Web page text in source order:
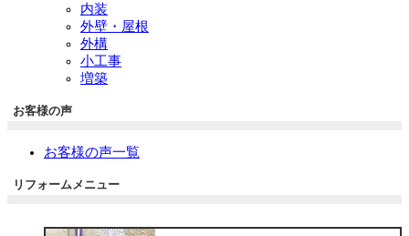
内装
外壁・屋根
外構
小工事
増築
お客様の声
お客様の声一覧
リフォームメニュー